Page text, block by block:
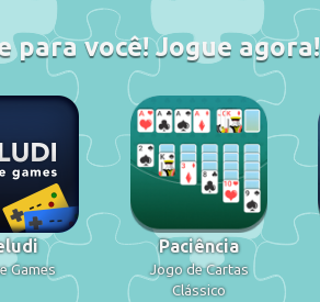
para você! Jogue agora!
Games
Paciência
Jogo de Cartas
Clássico